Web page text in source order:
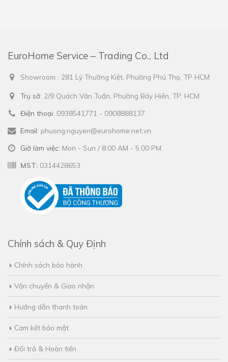
EuroHome Service – Trading Co., Ltd
Showroom : 281 Lý Thường Kiệt, Phường Phú Thọ, TP HCM
Trụ sở: 2/9 Quách Văn Tuấn, Phường Bảy Hiền, TP. HCM
Điện thoại: 0938541771 - 0908888137
Email: phuong.nguyen@eurohome.net.vn
Giờ làm việc: Mon - Sun / 8:00 AM - 5:00 PM
MST: 0314428653
Chính sách & Quy Định
Chính sách bảo hành
Vận chuyển & Giao nhận
Hướng dẫn thanh toán
Cam kết bảo mật
Đổi trả & Hoàn tiền